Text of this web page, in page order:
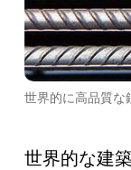
世界的に高品質な
世界的な建